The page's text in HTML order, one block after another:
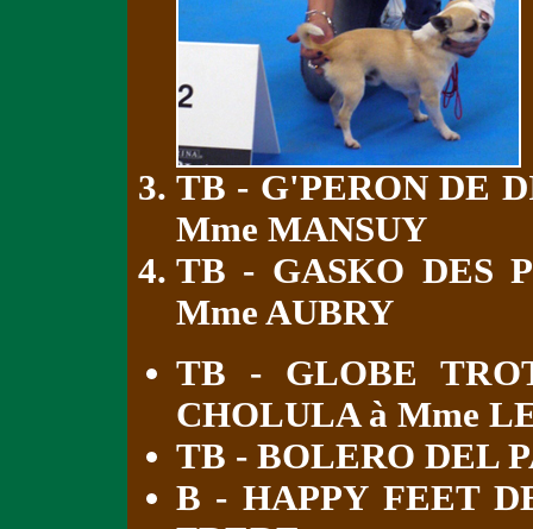
TB - G'PERON DE
Mme MANSUY
TB - GASKO DES
Mme AUBRY
TB - GLOBE
CHOLULA à Mme
TB - BOLERO DEL
B - HAPPY FEET